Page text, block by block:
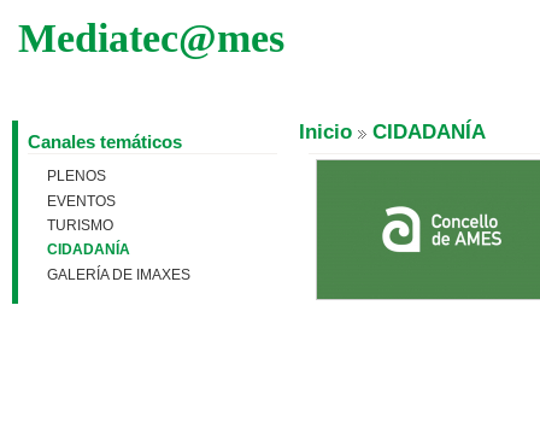
Mediatec@mes
Canales temáticos
PLENOS
EVENTOS
TURISMO
CIDADANÍA
GALERÍA DE IMAXES
Inicio CIDADANÍA